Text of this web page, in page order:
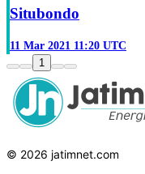
Situbondo
11 Mar 2021 11:20 UTC
1
© 2026 jatimnet.com